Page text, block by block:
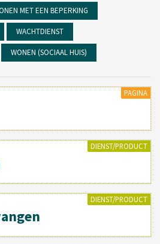
MET EEN BEPERKING
WACHTDIENST
WONEN (SOCIAAL HUIS)
PAGINA
DIENST/PRODUCT
DIENST/PRODUCT